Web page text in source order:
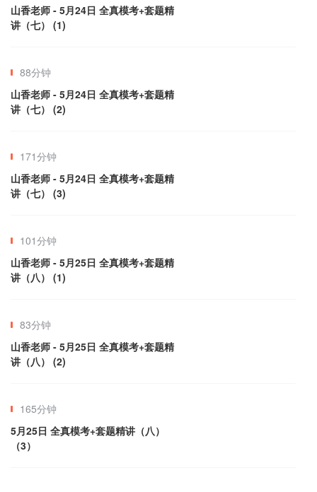
山香老师 - 5月24日 全真模考+套题精
讲（七） (1)
88分钟
山香老师 - 5月24日 全真模考+套题精
讲（七） (2)
171分钟
山香老师 - 5月24日 全真模考+套题精
讲（七） (3)
101分钟
山香老师 - 5月25日 全真模考+套题精
讲（八） (1)
83分钟
山香老师 - 5月25日 全真模考+套题精
讲（八） (2)
165分钟
5月25日 全真模考+套题精讲（八）
（3）